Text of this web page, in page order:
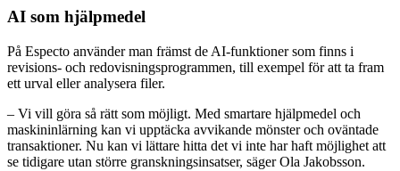
AI som hjälpmedel
På Especto använder man främst de AI-funktioner som finns i
revisions- och redovisningsprogrammen, till exempel för att ta fram
ett urval eller analysera filer.
– Vi vill göra så rätt som möjligt. Med smartare hjälpmedel och
maskininlärning kan vi upptäcka avvikande mönster och oväntade
transaktioner. Nu kan vi lättare hitta det vi inte har haft möjlighet att
se tidigare utan större granskningsinsatser, säger Ola Jakobsson.